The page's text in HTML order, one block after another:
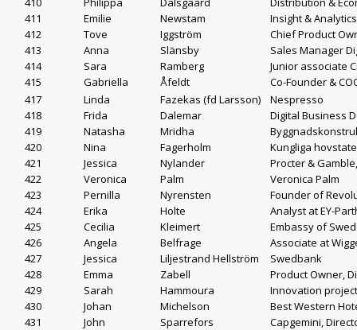
411
Emilie Newstam
Insight &
412
Tove Iggström
Chief Product
413
Anna Slänsby
Sales Manager
414
Sara Ramberg
Junior associate
415
Gabriella Åfeldt
Co-Founder &
417
Linda Fazekas (fd Larsson)
Nespresso
418
Frida Dalemar
Digital Business
419
Natasha Mridha
420
Nina Fagerholm
Kungliga
421
Jessica Nylander
Procter &
422
Veronica Palm
Veronica Palm
423
Pernilla Nyrensten
Founder of
424
Erika Holte
Analyst at EY-
425
Cecilia Kleimert
Embassy of
426
Angela Belfrage
Associate at
427
Jessica Liljestrand Hellström
Swedbank
428
Emma Zabell
Product Owner,
429
Sarah Hammoura
Innovation
430
Johan Michelson
Best Western
431
John Sparrefors
Capgemini,